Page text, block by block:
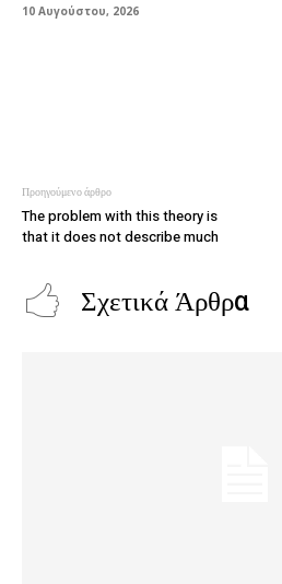
10 Αυγούστου, 2026
Προηγούμενο άρθρο
The problem with this theory is
that it does not describe much
Σχετικά Άρθρα